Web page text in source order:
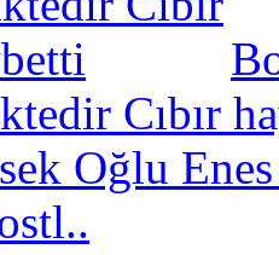
Cıbır
Oğlu